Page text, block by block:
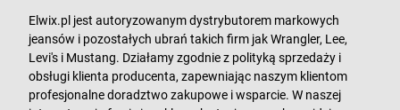
Elwix.pl jest autoryzowanym dystrybutorem markowych
jeansów i pozostałych ubrań takich firm jak Wrangler, Lee,
Levi's i Mustang. Działamy zgodnie z polityką sprzedaży i
obsługi klienta producenta, zapewniając naszym klientom
profesjonalne doradztwo zakupowe i wsparcie. W naszej